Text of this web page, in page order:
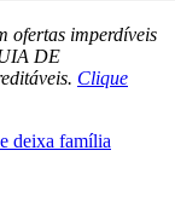
ofertas imperdíveis
DE
Clique
deixa família